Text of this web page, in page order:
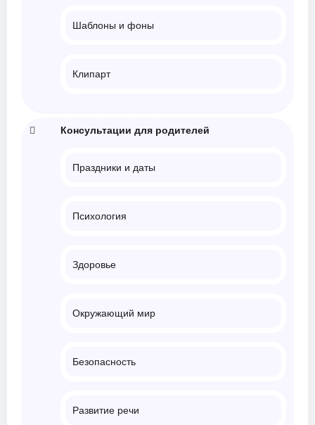
Шаблоны и фоны
Клипарт
Консультации для родителей
Праздники и даты
Психология
Здоровье
Окружающий мир
Безопасность
Развитие речи